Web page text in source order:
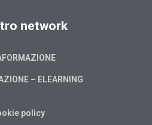
network
– ELEARNING
policy